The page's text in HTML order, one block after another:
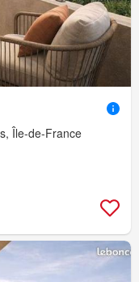
Île-de-France